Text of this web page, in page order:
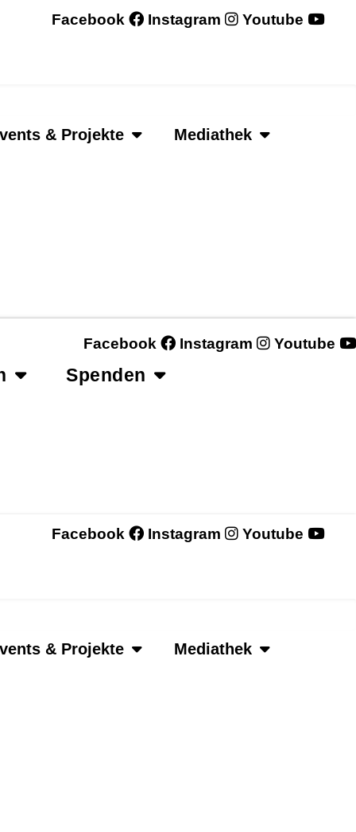
Facebook Instagram Youtube
& Projekte Mediathek
Facebook Instagram Youtube
Spenden
Facebook Instagram Youtube
& Projekte Mediathek